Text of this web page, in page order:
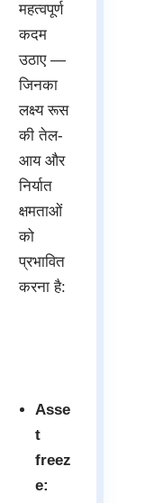
महत्वपूर्ण
कदम
उठाए —
जिनका
लक्ष्य रूस
की तेल-
आय और
निर्यात
क्षमताओं
को
प्रभावित
करना है:
Asse
t
freez
e: